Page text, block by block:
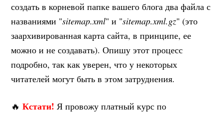
создать в корневой папке вашего блога два файла с
названиями "sitemap.xml" и "sitemap.xml.gz" (это
заархивированная карта сайта, в принципе, ее
можно и не создавать). Опишу этот процесс
подробно, так как уверен, что у некоторых
читателей могут быть в этом затруднения.
🔥Кстати! Я провожу платный курс по